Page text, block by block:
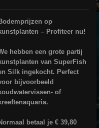
op
– Profiteer nu!
hebben een grote partij
van SuperFish
Silk ingekocht. Perfect
bijvoorbeeld
of
betaal je € 39,80